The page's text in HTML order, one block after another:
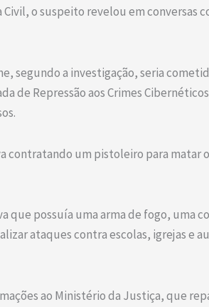
o suspeito revelou em conversas
segundo a investigação, seria
de Repressão aos Crimes
contratando um pistoleiro para
que possuía uma arma de fogo, uma
ataques contra escolas, igrejas e
ao Ministério da Justiça, que